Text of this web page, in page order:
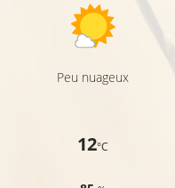
Peu nuageux
12°C